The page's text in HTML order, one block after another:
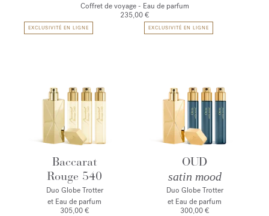
Coffret de voyage - Eau de parfum
235,00 €
EXCLUSIVITÉ EN LIGNE
Baccarat
Rouge 540
Duo Globe Trotter
et Eau de parfum
305,00 €
EXCLUSIVITÉ EN LIGNE
OUD
satin mood
Duo Globe Trotter
et Eau de parfum
300,00 €